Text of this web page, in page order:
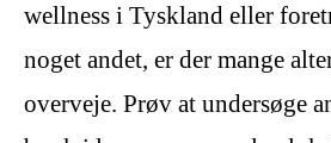
wellness i Tyskland eller
noget andet, er der mange
overveje. Prøv at undersøge